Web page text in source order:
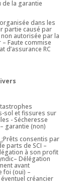
la garantie
dans les
partie causé par
autorisée par la
– Faute commise
d’assurance RC
sol et fissures sur
- Sécheresse
garantie (non)
Prêts consentis par
parts de SCI –
à son profit
Délégation
avant
foi (oui) –
créancier